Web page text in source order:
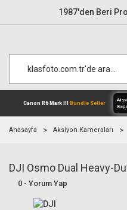
1987'den Beri
Canon R6 Mark III
Anasayfa Aksiyon Kameraları
DJI Osmo Dual Heavy-
0 - Yorum Yap